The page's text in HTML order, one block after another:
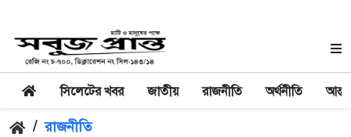
সিলেটের খবর জাতীয় রাজনীতি অর্থনীতি
/ রাজনীতি